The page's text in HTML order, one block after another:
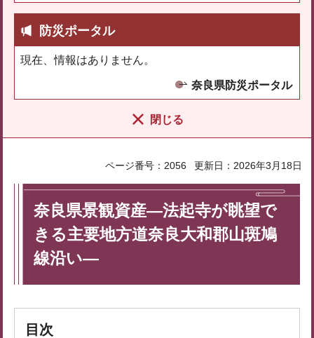
防災ポータル
現在、情報はありません。
奈良県防災ポータル
閉じる
ページ番号：2056 更新日：2026年3月18日
奈良県景観資産―法起寺が眺望で
きる主要地方道奈良大和郡山斑鳩
線沿い―
目次